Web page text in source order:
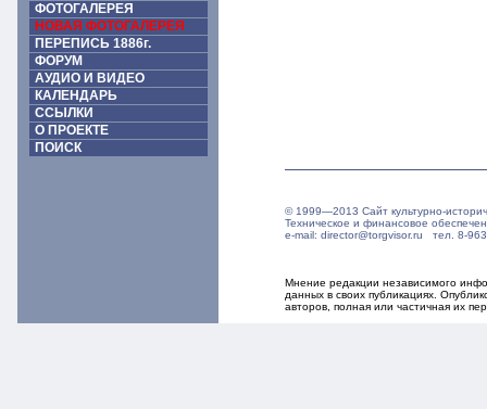
ФОТОГАЛЕРЕЯ
НОВАЯ ФОТОГАЛЕРЕЯ
ПЕРЕПИСЬ 1886г.
ФОРУМ
АУДИО И ВИДЕО
КАЛЕНДАРЬ
ССЫЛКИ
О ПРОЕКТЕ
ПОИСК
© 1999—2013 Сайт культурно-
Техническое и финансовое
e-mail: director@torgvisor.ru тел. 8-
Мнение редакции независимого
данных в своих публикациях.
авторов, полная или частичная их